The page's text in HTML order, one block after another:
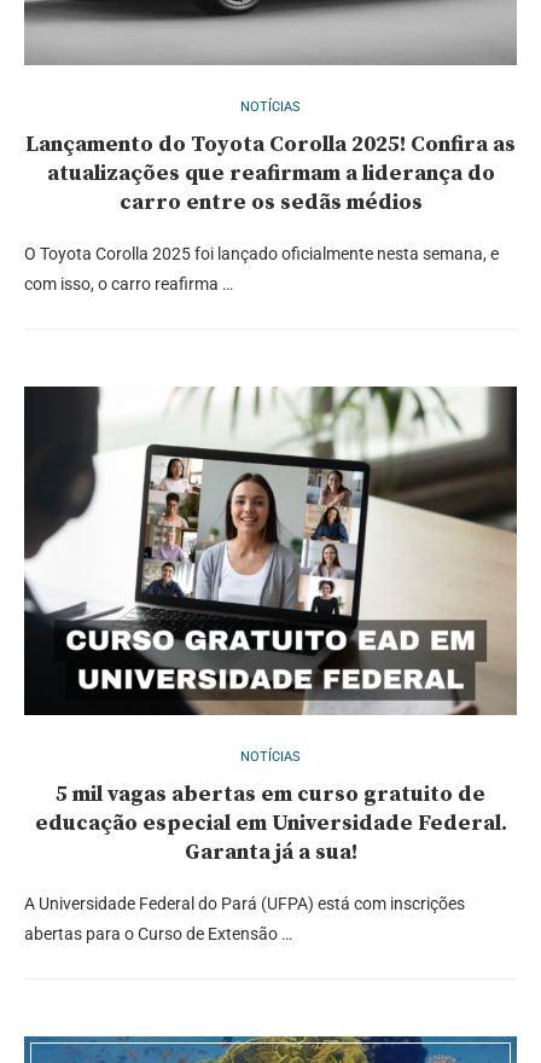
NOTÍCIAS
Lançamento do Toyota Corolla 2025! Confira as
atualizações que reafirmam a liderança do
carro entre os sedãs médios
O Toyota Corolla 2025 foi lançado oficialmente nesta semana, e
com isso, o carro reafirma …
NOTÍCIAS
5 mil vagas abertas em curso gratuito de
educação especial em Universidade Federal.
Garanta já a sua!
A Universidade Federal do Pará (UFPA) está com inscrições
abertas para o Curso de Extensão …